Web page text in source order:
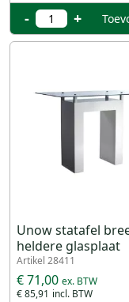
- +
Unow statafel
heldere glasplaat
Artikel 28411
€ 85,91
€ 71,00